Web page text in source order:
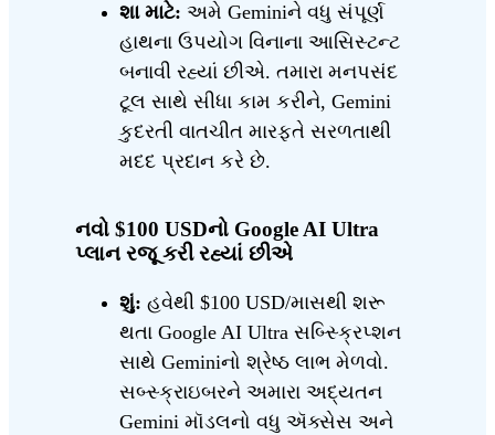
શા માટે: અમે Geminiને વધુ સંપૂર્ણ
હાથના ઉપયોગ વિનાના આસિસ્ટન્ટ
બનાવી રહ્યાં છીએ. તમારા મનપસંદ
ટૂલ સાથે સીધા કામ કરીને, Gemini
કુદરતી વાતચીત મારફતે સરળતાથી
મદદ પ્રદાન કરે છે.
નવો $100 USDનો Google AI Ultra
પ્લાન રજૂ કરી રહ્યાં છીએ
શું: હવેથી $100 USD/માસથી શરૂ
થતા Google AI Ultra સબ્સ્ક્રિપ્શન
સાથે Geminiનો શ્રેષ્ઠ લાભ મેળવો.
સબ્સ્ક્રાઇબરને અમારા અદ્યતન
Gemini મૉડલનો વધુ ઍક્સેસ અને